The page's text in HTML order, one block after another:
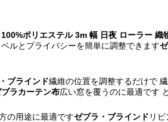
ポリエステル 3m 幅 日夜 ローラー 織
ルとプライバシーを簡単に調整できます
ブラインド繊維の位置を調整するだけで
ラカーテン布広い窓を覆うのに最適です
の用途に最適ですゼブラ・ブラインド リ